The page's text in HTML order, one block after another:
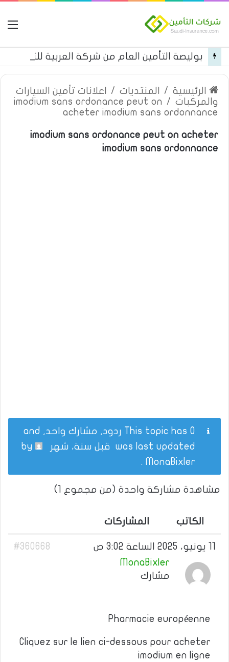
الرئيسية / المنتديات /
اعلانات تأمين السيارات
والمركبات /
imodium sans ordonance peut on
acheter imodium sans ordonnance
imodium sans ordonance peut on acheter
imodium sans ordonnance
This topic has 0 ردود, مشارك واحد, and
was last updated قبل سنة، شهر
MonaBixler
.
مشاهدة مشاركة واحدة (من مجموع 1)
الكاتب المشاركات
#360668
MonaBixler
مشارك
Pharmacie européenne
Cliquez sur le lien ci-dessous pour acheter
imodium en ligne